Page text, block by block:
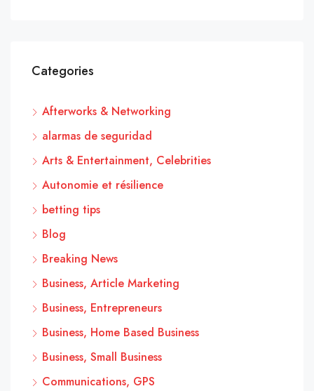
Categories
Afterworks & Networking
alarmas de seguridad
Arts & Entertainment, Celebrities
Autonomie et résilience
betting tips
Blog
Breaking News
Business, Article Marketing
Business, Entrepreneurs
Business, Home Based Business
Business, Small Business
Communications, GPS